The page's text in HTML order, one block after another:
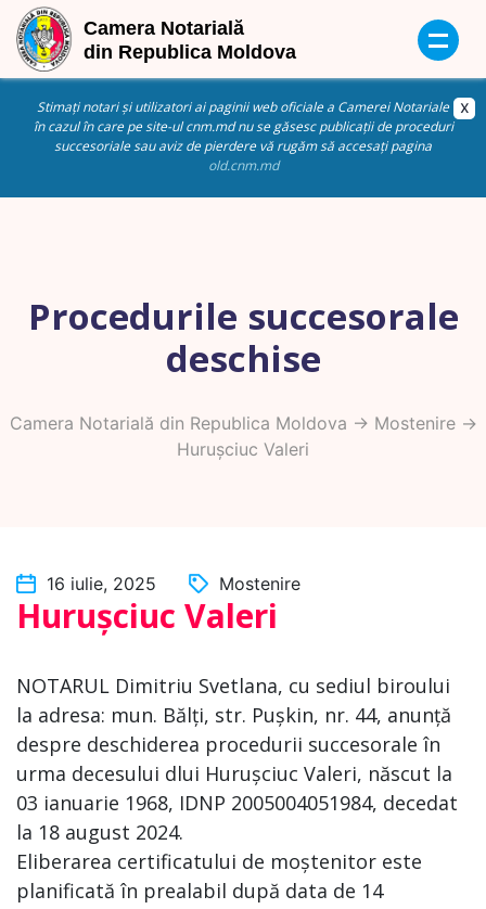
Stimați notari și utilizatori ai paginii web oficiale a Camerei Notariale
în cazul în care pe site-ul cnm.md nu se găsesc publicații de proceduri
succesoriale sau aviz de pierdere vă rugăm să accesați pagina
old.cnm.md
Procedurile succesorale
deschise
Camera Notarială din Republica Moldova -> Mostenire->
Hurușciuc Valeri
16 iulie, 2025 Mostenire
Hurușciuc Valeri
NOTARUL Dimitriu Svetlana, cu sediul biroului
la adresa: mun. Bălți, str. Pușkin, nr. 44, anunță
despre deschiderea procedurii succesorale în
urma decesului dlui Hurușciuc Valeri, născut la
03 ianuarie 1968, IDNP 2005004051984, decedat
la 18 august 2024.
Eliberarea certificatului de moștenitor este
planificată în prealabil după data de 14